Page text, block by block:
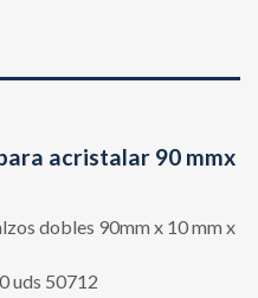
acristalar 90 mmx
dobles 90mm x 10 mm x
uds 50712